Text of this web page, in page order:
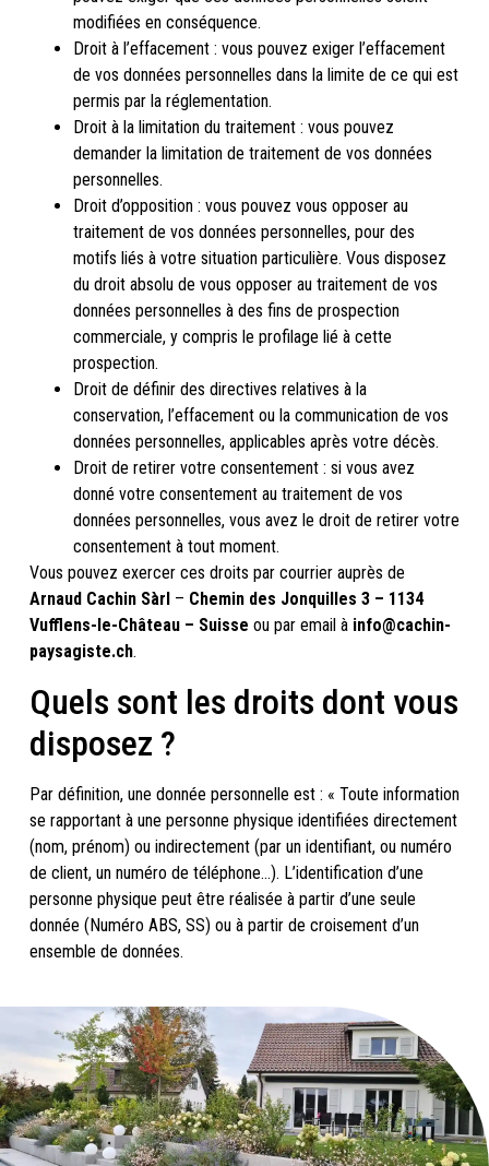
modifiées en conséquence.
Droit à l’effacement : vous pouvez exiger l’effacement
de vos données personnelles dans la limite de ce qui est
permis par la réglementation.
Droit à la limitation du traitement : vous pouvez
demander la limitation de traitement de vos données
personnelles.
Droit d’opposition : vous pouvez vous opposer au
traitement de vos données personnelles, pour des
motifs liés à votre situation particulière. Vous disposez
du droit absolu de vous opposer au traitement de vos
données personnelles à des fins de prospection
commerciale, y compris le profilage lié à cette
prospection.
Droit de définir des directives relatives à la
conservation, l’effacement ou la communication de vos
données personnelles, applicables après votre décès.
Droit de retirer votre consentement : si vous avez
donné votre consentement au traitement de vos
données personnelles, vous avez le droit de retirer votre
consentement à tout moment.
Vous pouvez exercer ces droits par courrier auprès de
Arnaud Cachin Sàrl – Chemin des Jonquilles 3 – 1134
Vufflens-le-Château – Suisse ou par email à info@cachin-
paysagiste.ch.
Quels sont les droits dont vous
disposez ?
Par définition, une donnée personnelle est : « Toute information
se rapportant à une personne physique identifiées directement
(nom, prénom) ou indirectement (par un identifiant, ou numéro
de client, un numéro de téléphone…). L’identification d’une
personne physique peut être réalisée à partir d’une seule
donnée (Numéro ABS, SS) ou à partir de croisement d’un
ensemble de données.